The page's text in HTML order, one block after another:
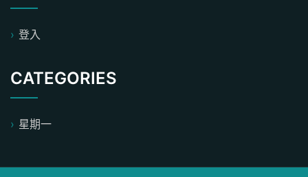
登入
CATEGORIES
星期一